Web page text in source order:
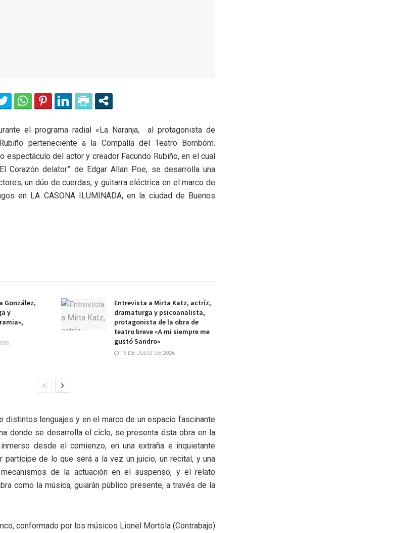
el programa radial «La Naranja, al protagonista de
perteneciente a la Compalía del Teatro Bombóm.
espectáculo del actor y creador Facundo Rubiño, en el cual
Corazón delator” de Edgar Allan Poe, se desarrolla una
un dúo de cuerdas, y guitarra eléctrica en el marco de
en LA CASONA ILUMINADA, en la ciudad de Buenos
González,
y
Entrevista a Mirta Katz, actríz,
dramaturga y psicoanalista,
protagonista de la obra de
teatro breve «A mi siempre me
gustó Sandro»
16 DE JULIO DE 2026
distintos lenguajes y en el marco de un espacio fascinante
donde se desarrolla el ciclo, se presenta ésta obra en la
desde el comienzo, en una extraña e inquietante
partícipe de lo que será a la vez un juicio, un recital, y una
de la actuación en el suspenso, y el relato
como la música, guiarán público presente, a través de la
conformado por los músicos Lionel Mortóla (Contrabajo)